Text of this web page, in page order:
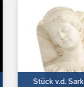
Stück v.d.